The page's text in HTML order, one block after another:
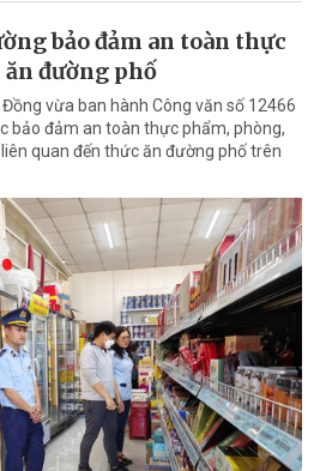
bảo đảm an toàn thực
đường phố
vừa ban hành Công văn số 12466
bảo đảm an toàn thực phẩm, phòng,
quan đến thức ăn đường phố trên